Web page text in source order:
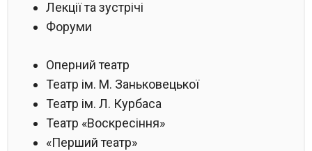
Лекції та зустрічі
Форуми
Оперний театр
Театр ім. М. Заньковецької
Театр ім. Л. Курбаса
Театр «Воскресіння»
«Перший театр»